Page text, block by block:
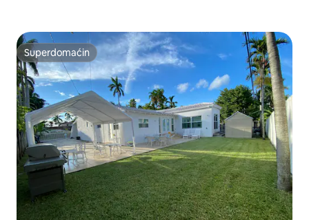
Superdomaćin
Superdomaćin